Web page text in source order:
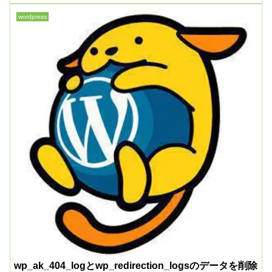
wordpress
wp_ak_404_logとwp_redirection_logsのデータを削除